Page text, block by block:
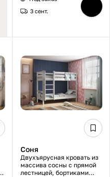
3 сент.
Соня
Двухъярусная кровать из
массива сосны с прямой
лестницей, бортиками